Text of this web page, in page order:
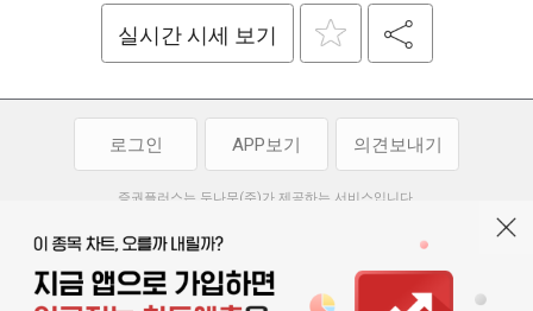
실시간 시세 보기
로그인 APP보기 의견보내기
증권플러스는 두나무(주)가 제공하는 서비스입니다.
투자 참고사항이며, 정보 제공 과정에서 오류나 지연이 발생할 수 있습니다.
두나무(주)는 제공된 정보에 의한 투자 결과에 대하여 법적인 책임을
부담하지 않습니다. 본 서비스에서 제공되는 정보의 무단 배포를 금합니다.
이용약관 | 청소년보호정책 개인정보처리방침